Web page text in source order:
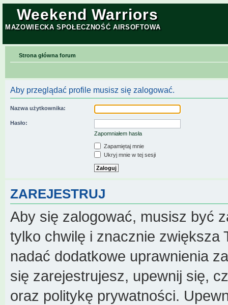
Weekend Warriors
MAZOWIECKA SPOŁECZNOŚĆ AIRSOFTOWA
Strona główna forum
Aby przeglądać profile musisz się zalogować.
Nazwa użytkownika:
Hasło:
Zapomniałem hasła
Zapamiętaj mnie
Ukryj mnie w tej sesji
ZAREJESTRUJ
Aby się zalogować, musisz być
tylko chwilę i znacznie zwiększa
nadać dodatkowe uprawnienia
się zarejestrujesz, upewnij się,
oraz politykę prywatności.